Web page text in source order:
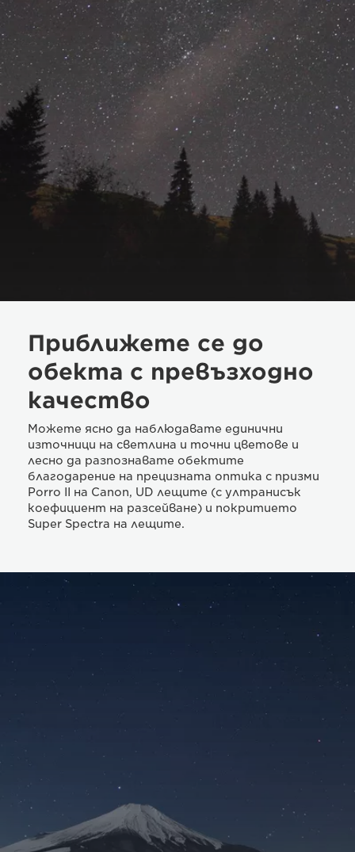
Приближете се до
обекта с превъзходно
качество
Можете ясно да наблюдавате единични
източници на светлина и точни цветове и
лесно да разпознавате обектите
благодарение на прецизната оптика с призми
Porro II на Canon, UD лещите (с ултранисък
коефициент на разсейване) и покритието
Super Spectra на лещите.